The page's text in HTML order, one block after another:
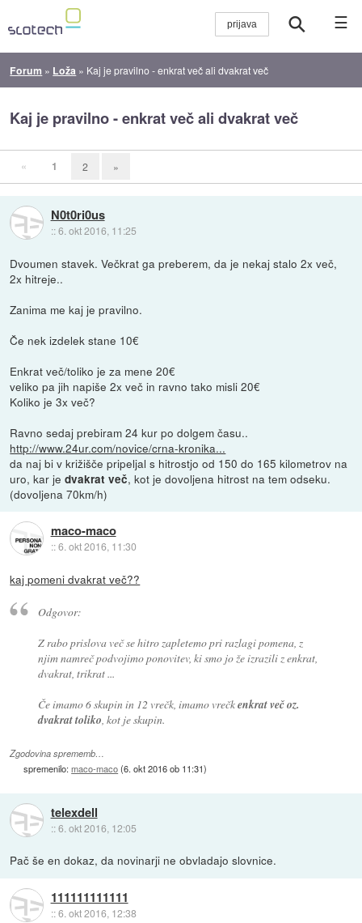
☰
Forum » Loža » Kaj je pravilno - enkrat več ali dvakrat več
Kaj je pravilno - enkrat več ali dvakrat več
« 1 2 »
N0t0ri0us
::6. okt 2016, 11:25
Dvoumen stavek. Večkrat ga preberem, da je nekaj stalo 2x več,
2x hitreje..
Zanima me kaj je pravilno.
Če nek izdelek stane 10€
Enkrat več/toliko je za mene 20€
veliko pa jih napiše 2x več in ravno tako misli 20€
Koliko je 3x več?
Ravno sedaj prebiram 24 kur po dolgem času..
http://www.24ur.com/novice/crna-kronika...
da naj bi v križišče pripeljal s hitrostjo od 150 do 165 kilometrov na
uro, kar jedvakrat več, kot je dovoljena hitrost na tem odseku.
(dovoljena 70km/h)
maco-maco
::6. okt 2016, 11:30
kaj pomeni dvakrat več??
Odgovor:
Z rabo prislova več se hitro zapletemo pri razlagi pomena, z
njim namreč podvojimo ponovitev, ki smo jo že izrazili z enkrat,
dvakrat, trikrat ...
Če imamo 6 skupin in 12 vrečk, imamo vrečkenkrat več oz.
dvakrat toliko, kot je skupin.
Zgodovina sprememb…
spremenilo:maco-maco(6. okt 2016 ob 11:31)
telexdell
::6. okt 2016, 12:05
Pač še en dokaz, da novinarji ne obvladajo slovnice.
111111111111
::6. okt 2016, 12:38